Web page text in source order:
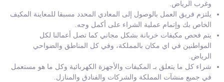
وغرب الرياض.
يلتزم فريق العمل بالوصول إلى المعادي المحدد مسبقا للمعاينة المكيف
الخاص بك وإتمام عملية الشراء على أكمل وجه.
يتم فحص مكيفات خربانة بشكل مجاني كما تصل أعمالنا لكل
المواطنين في اي مكان بالمملكة، وفي كل المناطق والضواحي
الرياض.
شراء كل ما يتعلق بـ المكيفات والأجهزة الكهربائية وكل ما هو مستعمل
في جميع منشآت المملكة والشركات والفنادق والمنازل.